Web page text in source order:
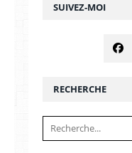
SUIVEZ-MOI
RECHERCHE